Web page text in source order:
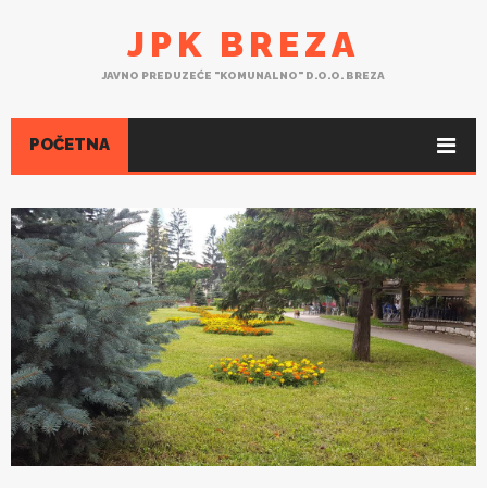
JPK BREZA
JAVNO PREDUZEĆE "KOMUNALNO" D.O.O. BREZA
POČETNA